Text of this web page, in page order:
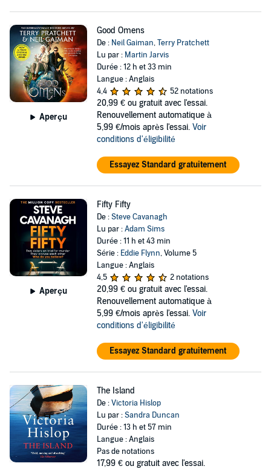
Aperçu
Good Omens
De : Neil Gaiman,Terry Pratchett
Lu par : Martin Jarvis
Durée : 12 h et 33 min
Langue : Anglais
4,4
52 notations
20,99 € ou gratuit avec l'essai.
Renouvellement automatique à
5,99 €/mois après l'essai. Voir
conditions d'éligibilité
Essayez Standard gratuitement
Aperçu
Fifty Fifty
De :Steve Cavanagh
Lu par :Adam Sims
Durée : 11 h et 43 min
Série : Eddie Flynn, Volume 5
Langue : Anglais
4,5
2 notations
20,99 € ou gratuit avec l'essai.
Renouvellement automatique à
5,99 €/mois après l'essai. Voir
conditions d'éligibilité
Essayez Standard gratuitement
The Island
De :Victoria Hislop
Lu par :Sandra Duncan
Durée : 13 h et 57 min
Langue : Anglais
Pas de notations
17,99 € ou gratuit avec l'essai.